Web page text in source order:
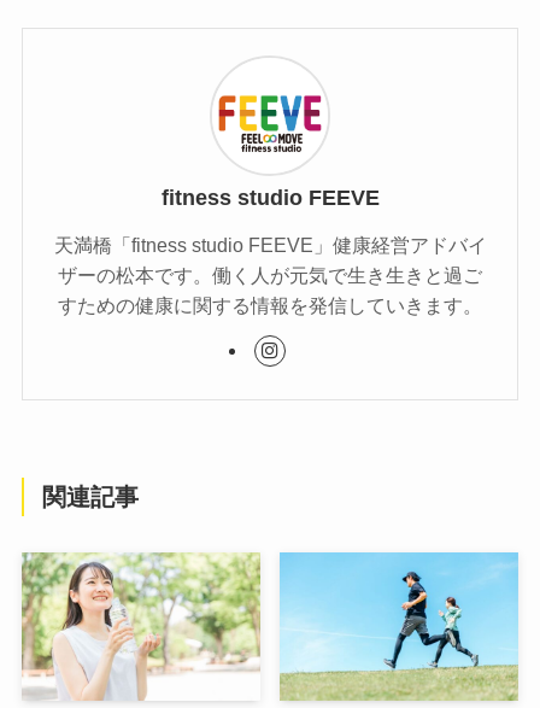
fitness studio FEEVE
天満橋「fitness studio FEEVE」健康経営アドバイ
ザーの松本です。働く人が元気で生き生きと過ご
すための健康に関する情報を発信していきます。
関連記事